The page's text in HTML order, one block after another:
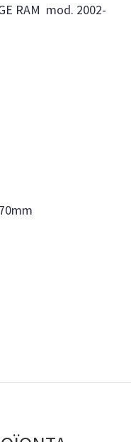
RAM mod. 2002-